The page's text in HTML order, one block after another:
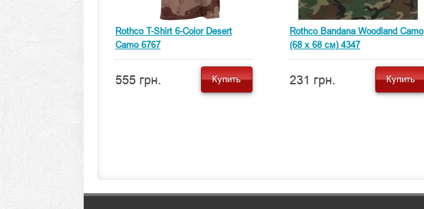
Rothco T-Shirt 6-Color Desert
Camo 6767
555 грн. Купить
Rothco Bandana Woodland Camo
(68 x 68 см) 4347
231 грн. Купить